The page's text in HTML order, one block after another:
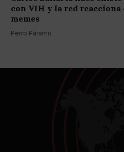
con VIH y la red reacciona
memes
Perro Páramo